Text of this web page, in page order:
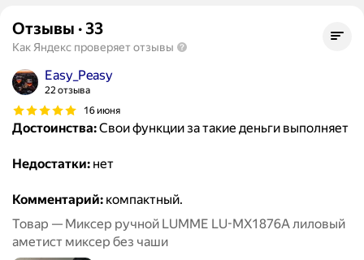
Отзывы · 33
Как Яндекс проверяет отзывы
Easy_Peasy
22 отзыва
16 июня
Достоинства:Свои функции за такие деньги выполняет
Недостатки: нет
Комментарий: компактный.
Товар — Миксер ручной LUMME LU-MX1876A лиловый
аметист миксер без чаши